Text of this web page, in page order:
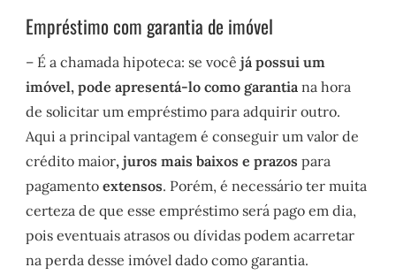
Empréstimo com garantia de imóvel
– É a chamada hipoteca: se vocêjá possui um
imóvel, pode apresentá-lo como garantia na hora
de solicitar um empréstimo para adquirir outro.
Aqui a principal vantagem é conseguir um valor de
crédito maior, juros mais baixos e prazos para
pagamentoextensos. Porém, é necessário ter muita
certeza de que esse empréstimo será pago em dia,
pois eventuais atrasos ou dívidas podem acarretar
na perda desse imóvel dado como garantia.